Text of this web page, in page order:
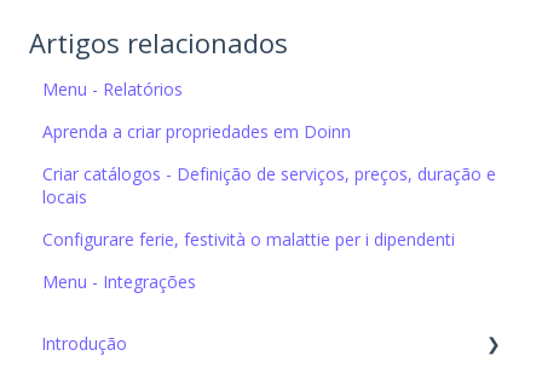
Artigos relacionados
Menu - Relatórios
Aprenda a criar propriedades em Doinn
Criar catálogos - Definição de serviços, preços, duração e
locais
Configurare ferie, festività o malattie per i dipendenti
Menu - Integrações
Introdução